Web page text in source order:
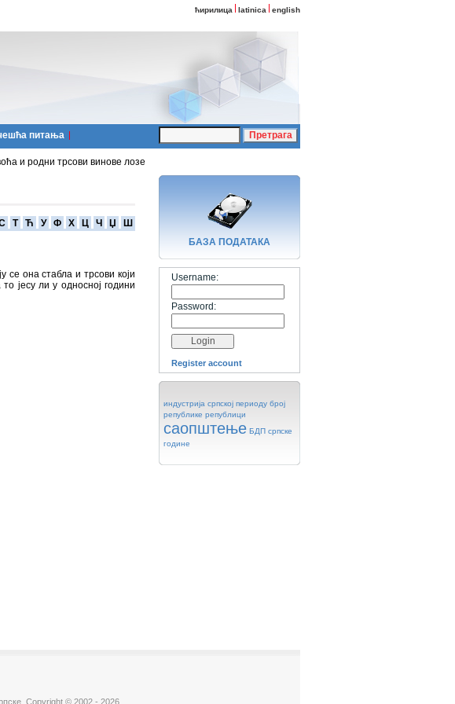
ћирилица latinica english
питања
и родни трсови винове лозе
Т Ћ У Ф Х Ц Ч Џ Ш
се она стабла и трсови који
јесу ли у односној години
БАЗA ПОДАТАКА
Username:
Password:
Register account
индустрија српској периоду број
републике републици
саопштење БДП српске
године
Copyright © 2002 - 2026.